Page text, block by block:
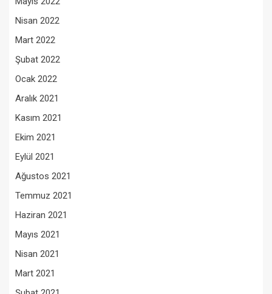
Nisan 2022
Mart 2022
Şubat 2022
Ocak 2022
Aralık 2021
Kasım 2021
Ekim 2021
Eylül 2021
Ağustos 2021
Temmuz 2021
Haziran 2021
Mayıs 2021
Nisan 2021
Mart 2021